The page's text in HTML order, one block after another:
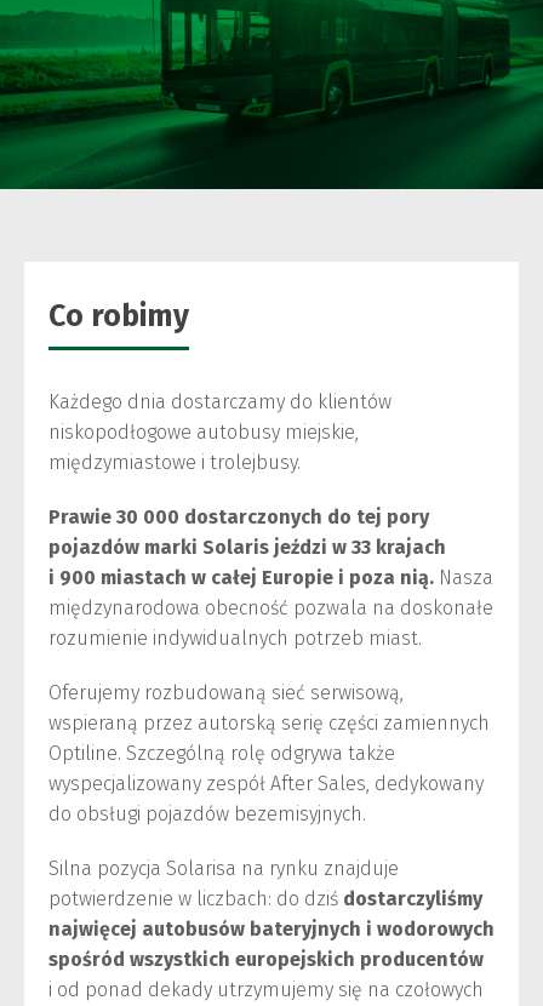
Co robimy
Każdego dnia dostarczamy do klientów
niskopodłogowe autobusy miejskie,
międzymiastowe i trolejbusy.
Prawie 30 000 dostarczonych do tej pory
pojazdów marki Solaris jeździ w 33 krajach
i 900 miastach w całej Europie i poza nią. Nasza
międzynarodowa obecność pozwala na doskonałe
rozumienie indywidualnych potrzeb miast.
Oferujemy rozbudowaną sieć serwisową,
wspieraną przez autorską serię części zamiennych
Optiline. Szczególną rolę odgrywa także
wyspecjalizowany zespół After Sales, dedykowany
do obsługi pojazdów bezemisyjnych.
Silna pozycja Solarisa na rynku znajduje
potwierdzenie w liczbach: do dziś dostarczyliśmy
najwięcej autobusów bateryjnych i wodorowych
spośród wszystkich europejskich producentów
i od ponad dekady utrzymujemy się na czołowych